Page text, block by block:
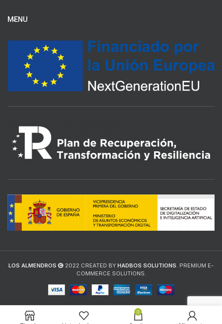
MENU
LOS ALMENDROS 2022 CREATED BY HADBOS SOLUTIONS. PREMIUM E-
COMMERCE SOLUTIONS.
0